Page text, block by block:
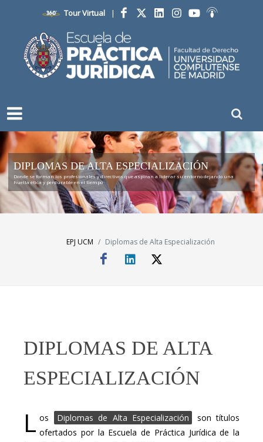
Tour Virtual |
Facebook
DIPLOMAS DE ALTA ESPECIALIZACIÓN
Donde se forman los profesionales y directivos que aspiran a liderar su entorno dejando una
huella ética y perdurable en el tiempo
EPJ UCM Diplomas de Alta Especialización
DIPLOMAS DE ALTA
ESPECIALIZACIÓN
L os Diplomas de Alta Especialización
son títulos
ofertados por la Escuela de Práctica Jurídica de la